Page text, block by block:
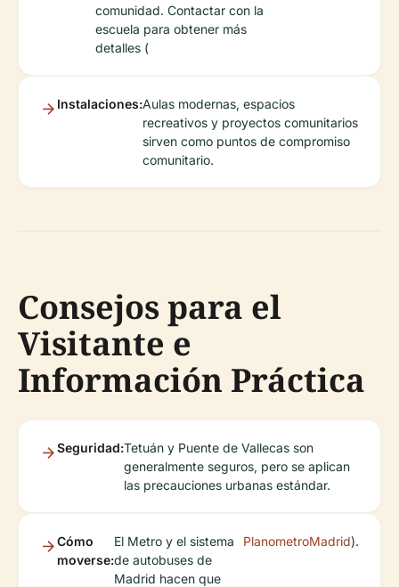
comunidad. Contactar con la
escuela para obtener más
detalles (
Instalaciones:Aulas modernas, espacios
recreativos y proyectos comunitarios
sirven como puntos de compromiso
comunitario.
Consejos para el
Visitante e
Información Práctica
Seguridad:Tetuán y Puente de Vallecas son
generalmente seguros, pero se aplican
las precauciones urbanas estándar.
Cómo
moverse:
El Metro y el sistema
de autobuses de
Madrid hacen que
PlanometroMadrid).